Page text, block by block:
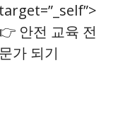
target=”_self”>
👉 안전 교육 전
문가 되기